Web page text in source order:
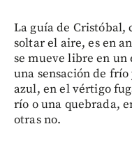
La guía de Cristóbal,
soltar el aire, es en
se mueve libre en un
una sensación de
azul, en el vértigo
río o una quebrada,
otras no.